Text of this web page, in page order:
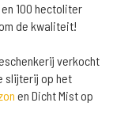
100 hectoliter
de kwaliteit!
verkocht
slijterij op het
en Dicht Mist op